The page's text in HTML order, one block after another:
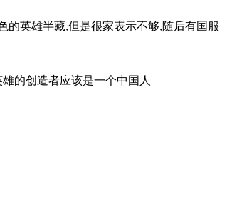
的英雄半藏,但是很家表示不够,随后有国服
的创造者应该是一个中国人